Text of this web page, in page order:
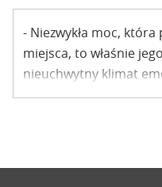
- Niezwykła moc,
miejsca, to właśnie
nieuchwytny klimat
promocji